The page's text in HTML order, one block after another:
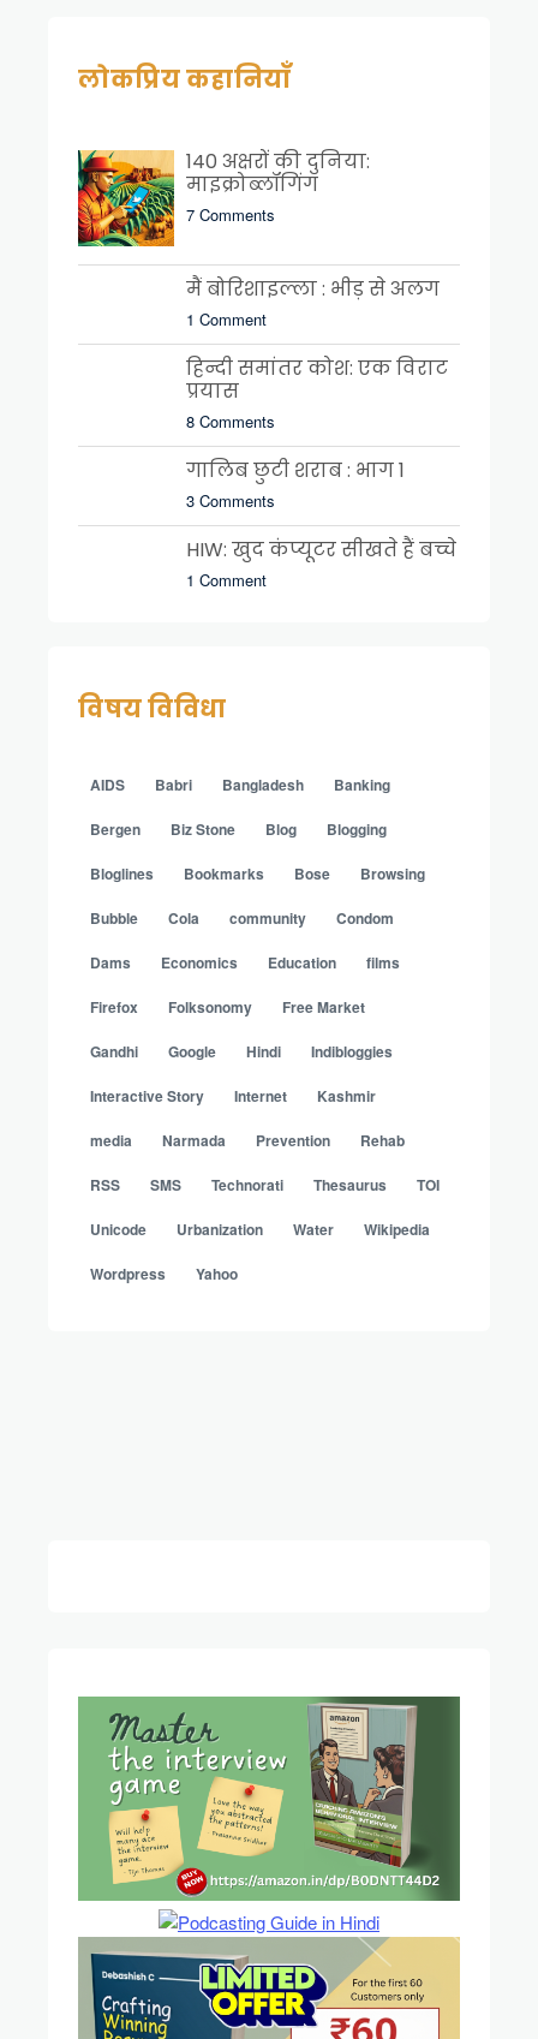
लोकप्रिय कहानियाँ
140 अक्षरों की दुनिया:
माइक्रोब्लॉगिंग
7 Comments
मैं बोरिशाइल्ला : भीड़ से अलग
1 Comment
हिन्दी समांतर कोश: एक विराट
प्रयास
8 Comments
गालिब छुटी शराब : भाग 1
3 Comments
HIW: खुद कंप्यूटर सीखते हैं बच्चे
1 Comment
विषय विविधा
AIDS Babri Bangladesh Banking
Bergen Biz Stone Blog Blogging
Bloglines Bookmarks Bose Browsing
Bubble Cola community Condom
Dams Economics Education films
Firefox Folksonomy Free Market
Gandhi Google Hindi Indibloggies
Interactive Story Internet Kashmir
media Narmada Prevention Rehab
RSS SMS Technorati Thesaurus TOI
Unicode Urbanization Water Wikipedia
Wordpress Yahoo